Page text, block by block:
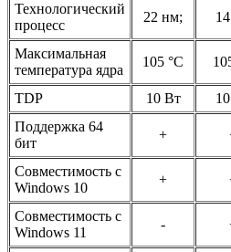
Технологический
процесс
22 нм;
Максимальная
температура ядра
105 °C
TDP 10 Вт
Поддержка 64
бит
+
Совместимость с
Windows 10
+
Совместимость с
Windows 11
-